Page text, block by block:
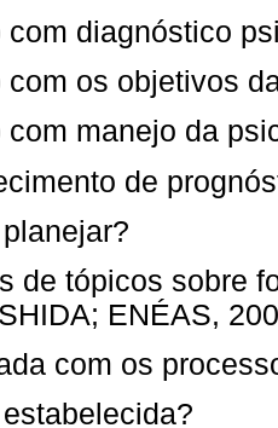
com diagnóstico
com os objetivos
com manejo da
de
de tópicos sobre
ENÉAS,
com os